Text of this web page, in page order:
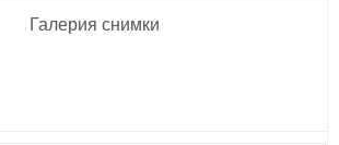
Галерия снимки